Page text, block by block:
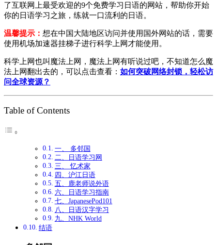
了互联网上最受欢迎的9个免费学习日语的网站，帮助你开始
你的日语学习之旅，练就一口流利的日语。
温馨提示： 想在中国大陆地区访问并使用国外网站的话，需要
使用机场加速器挂梯子进行科学上网才能使用。
科学上网也叫魔法上网，魔法上网有听说过吧，不知道怎么魔
法上网翻出去的，可以点击查看： 如何突破网络封锁，轻松访
问全球资源？
Table of Contents
一、 多邻国
二、日语学习网
三、 忆术家
四、沪江日语
五、鹿老师说外语
六、日语学习指南
七、JapanesePod101
八、日语汉字学习
九、NHK World
结语